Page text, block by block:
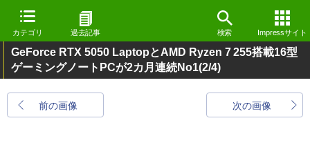
カテゴリ 過去記事 検索 Impressサイト
GeForce RTX 5050 LaptopとAMD Ryzen 7 255搭載16型
ゲーミングノートPCが2カ月連続No1(2/4)
前の画像 次の画像